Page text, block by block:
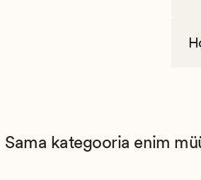
Sama kategooria enim